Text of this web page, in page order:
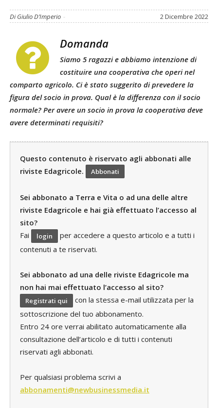
Di Giulio D’Imperio - 2 Dicembre 2022
Domanda
Siamo 5 ragazzi e abbiamo intenzione di
costituire una cooperativa che operi nel
comparto agricolo. Ci è stato suggerito di prevedere la
figura del socio in prova. Qual è la differenza con il socio
normale? Per avere un socio in prova la cooperativa deve
avere determinati requisiti?
Questo contenuto è riservato agli abbonati alle
riviste Edagricole.
Abbonati
Sei abbonato a Terra e Vita o ad una delle altre
riviste Edagricole e hai già effettuato l’accesso al
sito?
Fai
login
per accedere a questo articolo e a tutti i
contenuti a te riservati.
Sei abbonato ad una delle riviste Edagricole ma
non hai mai effettuato l’accesso al sito?
Registrati qui
con la stessa e-mail utilizzata per la
sottoscrizione del tuo abbonamento.
Entro 24 ore verrai abilitato automaticamente alla
consultazione dell’articolo e di tutti i contenuti
riservati agli abbonati.
Per qualsiasi problema scrivi a
abbonamenti@newbusinessmedia.it